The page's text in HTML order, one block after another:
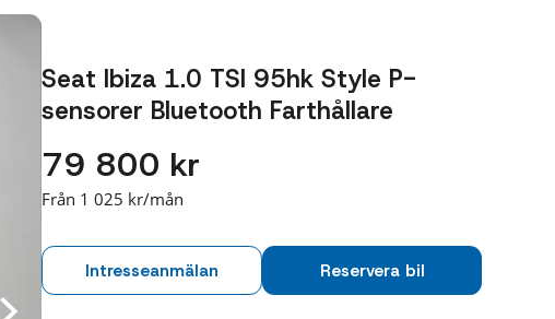
Seat Ibiza 1.0 TSI 95hk Style P-
sensorer Bluetooth Farthållare
79 800 kr
Från 1 025 kr/mån
Intresseanmälan Reservera bil